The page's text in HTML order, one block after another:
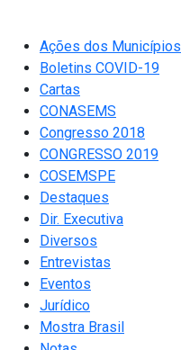
Ações dos Municípios
Boletins COVID-19
Cartas
CONASEMS
Congresso 2018
CONGRESSO 2019
COSEMSPE
Destaques
Dir. Executiva
Diversos
Entrevistas
Eventos
Jurídico
Mostra Brasil